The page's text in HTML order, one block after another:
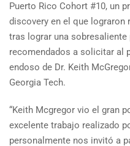
Puerto Rico Cohort #10, un
discovery en el que lograron
tras lograr una
recomendados a solicitar al
endoso de Dr. Keith
Georgia Tech.
“Keith Mcgregor vio el gran
excelente trabajo realizado
personalmente nos invitó a